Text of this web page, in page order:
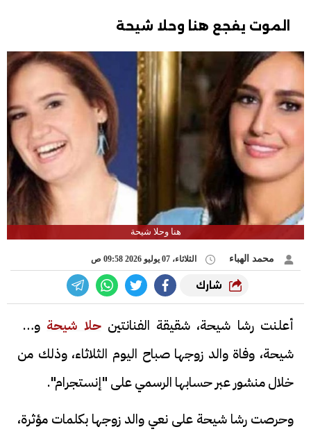
الموت يفجع هنا وحلا شيحة
هنا وحلا شيحة
محمد الهباء الثلاثاء، 07 يوليو 2026 09:58 ص
شارك
أعلنت رشا شيحة، شقيقة الفنانتينحلا شيحة وهنا
شيحة، وفاة والد زوجها صباح اليوم الثلاثاء، وذلك من
خلال منشور عبر حسابها الرسمي على "إنستجرام".
وحرصت رشا شيحة على نعي والد زوجها بكلمات مؤثرة،